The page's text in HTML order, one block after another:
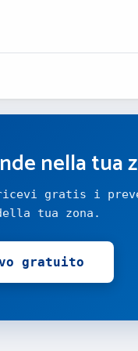
nella tua
gratis i
tua zona.
gratuito